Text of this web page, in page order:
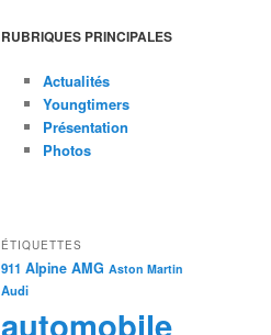
RUBRIQUES PRINCIPALES
Actualités
Youngtimers
Présentation
Photos
ÉTIQUETTES
911 Alpine AMG Aston Martin
Audi
automobile